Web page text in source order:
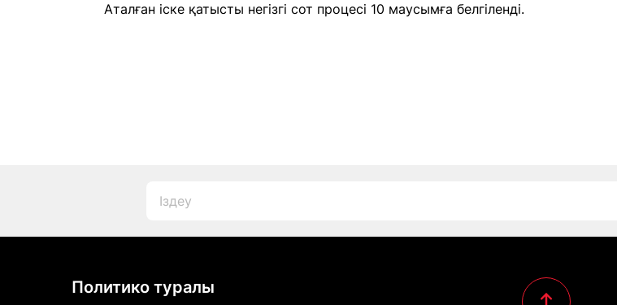
Аталған іске қатысты негізгі сот процесі 10 маусымға белгіленді.
Политико туралы